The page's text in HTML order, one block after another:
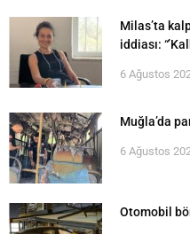
Milas’ta
iddiası:
6 Ağustos
Muğla’da
6 Ağustos
Otomobil